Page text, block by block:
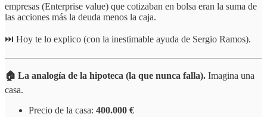
empresas (Enterprise value) que cotizaban en bolsa eran la suma de
las acciones más la deuda menos la caja.
⏭️ Hoy te lo explico (con la inestimable ayuda de Sergio Ramos).
🏠 La analogía de la hipoteca (la que nunca falla). Imagina una
casa.
Precio de la casa: 400.000 €